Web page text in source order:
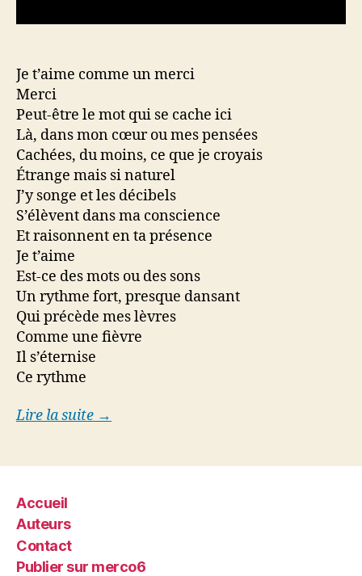
Je t’aime comme un merci
Merci
Peut-être le mot qui se cache ici
Là, dans mon cœur ou mes pensées
Cachées, du moins, ce que je croyais
Étrange mais si naturel
J’y songe et les décibels
S’élèvent dans ma conscience
Et raisonnent en ta présence
Je t’aime
Est-ce des mots ou des sons
Un rythme fort, presque dansant
Qui précède mes lèvres
Comme une fièvre
Il s’éternise
Ce rythme
Lire la suite →
Accueil
Auteurs
Contact
Publier sur merco6